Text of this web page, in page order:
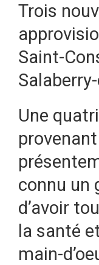
Trois
Saint-
Une
connu un
d’avoir
la santé
main-